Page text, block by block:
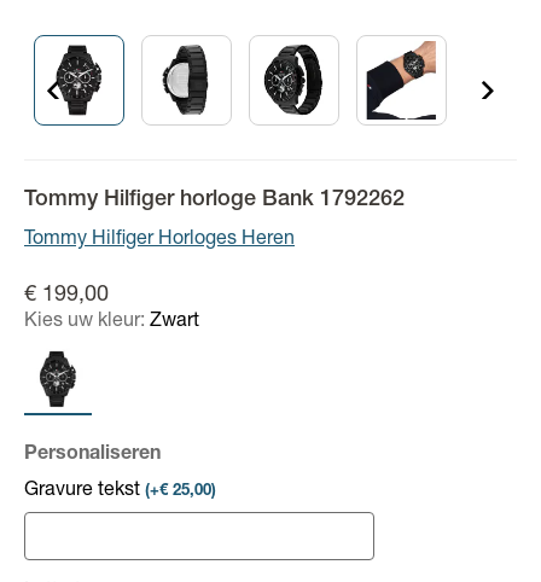
Tommy Hilfiger horloge Bank 1792262
Tommy Hilfiger Horloges Heren
€ 199,00
Kies uw kleur: Zwart
Personaliseren
Gravure tekst (+€ 25,00)